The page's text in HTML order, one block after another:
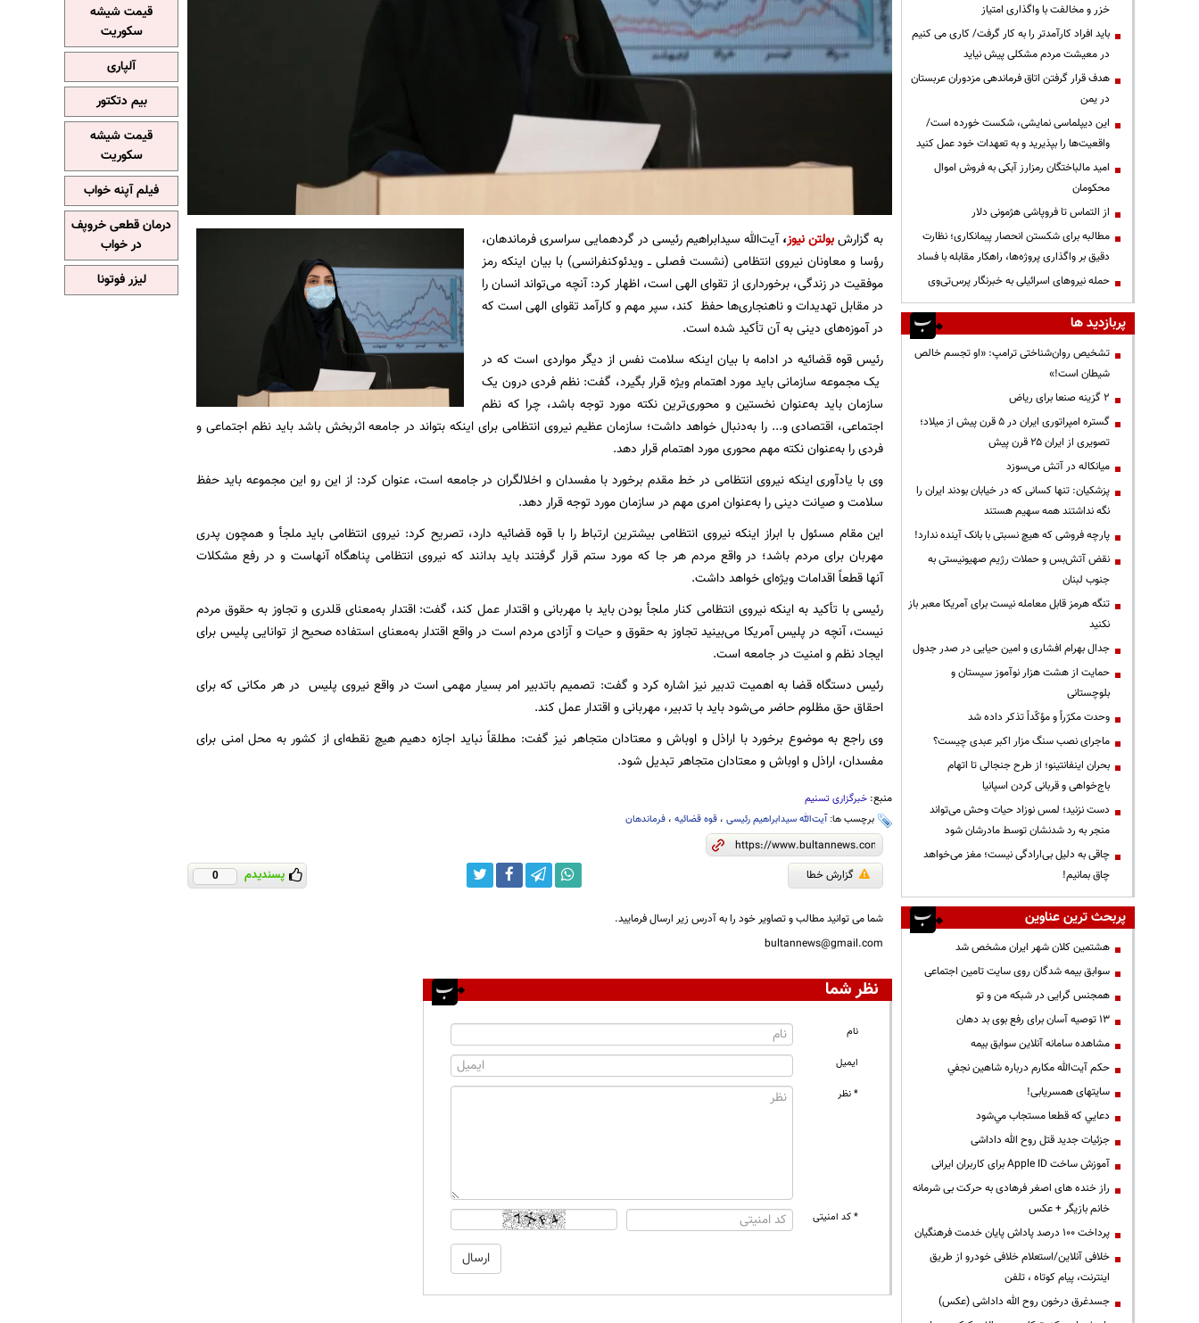
به گزارشبولتن نیوز،آیت‌الله سیدابراهیم رئیسی در گردهمایی سراسری فرماندهان،
رؤسا و معاونان نیروی انتظامی (نشست فصلی ــ ویدئوکنفرانسی) با بیان اینکه رمز
موفقیت در زندگی، برخورداری از تقوای الهی است، اظهار کرد: آنچه می‌تواند انسان را
در مقابل تهدیدات و ناهنجاری‌ها حفظ کند، سپر مهم و کارآمد تقوای الهی است که
در آموزه‌های دینی به آن تأکید شده است.
رئیس قوه قضائیه در ادامه با بیان اینکه سلامت نفس از دیگر مواردی است که در
یک مجموعه سازمانی باید مورد اهتمام ویژه قرار بگیرد، گفت: نظم فردی درون یک
سازمان باید به‌عنوان نخستین و محوری‌ترین نکته مورد توجه باشد، چرا که نظم
اجتماعی، اقتصادی و... را به‌دنبال خواهد داشت؛ سازمان عظیم نیروی انتظامی برای اینکه بتواند در جامعه اثربخش باشد باید نظم اجتماعی و
فردی را به‌عنوان نکته مهم محوری مورد اهتمام قرار دهد.
وی با یادآوری اینکه نیروی انتظامی در خط مقدم برخورد با مفسدان و اخلالگران در جامعه است، عنوان کرد: از این رو این مجموعه باید حفظ
سلامت و صیانت دینی را به‌عنوان امری مهم در سازمان مورد توجه قرار دهد.
این مقام مسئول با ابراز اینکه نیروی انتظامی بیشترین ارتباط را با قوه قضائیه دارد، تصریح کرد: نیروی انتظامی باید ملجأ و همچون پدری
مهربان برای مردم باشد؛ در واقع مردم هر جا که مورد ستم قرار گرفتند باید بدانند که نیروی انتظامی پناهگاه آنهاست و در رفع مشکلات
آنها قطعاً اقدامات ویژه‌ای خواهد داشت.
رئیسی با تأکید به اینکه نیروی انتظامی کنار ملجأ بودن باید با مهربانی و اقتدار عمل کند، گفت: اقتدار به‌معنای قلدری و تجاوز به حقوق مردم
نیست، آنچه در پلیس آمریکا می‌بینید تجاوز به حقوق و حیات و آزادی مردم است در واقع اقتدار به‌معنای استفاده صحیح از توانایی پلیس برای
ایجاد نظم و امنیت در جامعه است.
رئیس دستگاه قضا به اهمیت تدبیر نیز اشاره کرد و گفت: تصمیم باتدبیر امر بسیار مهمی است در واقع نیروی پلیس در هر مکانی که برای
احقاق حق مظلوم حاضر می‌شود باید با تدبیر، مهربانی و اقتدار عمل کند.
وی راجع به موضوع برخورد با اراذل و اوباش و معتادان متجاهر نیز گفت: مطلقاً نباید اجازه دهیم هیچ نقطه‌ای از کشور به محل امنی برای
مفسدان، اراذل و اوباش و معتادان متجاهر تبدیل شود.
منبع: خبرگزاری تسنیم
برچسب ها:آیت‌الله سیدابراهیم رئیسی، قوه قضائیه، فرماندهان
گزارش خطا پسندیدم 0
شما می توانید مطالب و تصاویر خود را به آدرس زیر ارسال فرمایید.
bultannews@gmail.com
نظر شما
نام
ایمیل
* نظر
* کد امنیتی
خزر و مخالفت با واگذاری امتیاز
باید افراد کارآمدتر را به کار گرفت/ کاری می کنیم
در معیشت مردم مشکلی پیش نیاید
هدف قرار گرفتن اتاق‌ فرماندهی مزدوران عربستان
در یمن
این دیپلماسی نمایشی، شکست خورده است/
واقعیت‌ها را بپذیرید و به تعهدات خود عمل کنید
امید مالباختگان رمزارز آبکی به فروش اموال
محکومان
از التماس تا فروپاشی هژمونی دلار
مطالبه برای شکستن انحصار پیمانکاری؛ نظارت
دقیق بر واگذاری پروژه‌ها، راهکار مقابله با فساد
حمله نیروهای اسرائیلی به خبرنگار پرس‌تی‌وی
پربازدید ها
تشخیص روان‌شناختی ترامپ: «او تجسم خالص
شیطان است!»
۲ گزینه صنعا برای ریاض
گستره امپراتوری ایران در ۵ قرن پیش از میلاد؛
تصویری از ایران ۲۵ قرن پیش
میانکاله در آتش می‌سوزد
پزشکیان: تنها کسانی که در خیابان بودند ایران را
نگه نداشتند همه سهیم هستند
پارچه فروشی که هیچ نسبتی با بانک آینده ندارد!
نقض آتش‌بس و حملات رژیم صهیونیستی به
جنوب لبنان
تنگه هرمز قابل معامله نیست برای آمریکا معبر باز
نکنید
جدال بهرام افشاری و امین حیایی در صدر جدول
حمایت از هشت هزار نوآموز سیستان و
بلوچستانی
وحدت مکرّراً و مؤکّداً تذکر داده شد
ماجرای نصب سنگ مزار اکبر عبدی چیست؟
بحران اینفانتینو؛ از طرح جنجالی تا اتهام
باج‌خواهی و قربانی کردن اسپانیا
دست نزنید؛ لمس نوزاد حیات وحش می‌تواند
منجر به رد شدنشان توسط مادرشان شود
چاقی به دلیل بی‌ارادگی نیست؛ مغز می‌خواهد
چاق بمانیم!
پربحث ترین عناوین
هشتمین کلان شهر ایران مشخص شد
سوابق بیمه شدگان روی سایت تامین اجتماعی
همجنس گرایی در شبکه من و تو
13 توصیه آسان برای رفع بوی بد دهان
مشاهده سامانه آنلاين سوابق بیمه
حكم آيت‌الله مكارم درباره شاهين نجفي
سایتهای همسریابی!
دعايي كه قطعا مستجاب مي‌شود
جزئیات جدید قتل روح الله داداشی
آموزش ساخت Apple ID برای کاربران ایرانی
راز خنده های اصغر فرهادی به حرکت بی شرمانه
خانم بازیگر + عکس
پرداخت ۱۰۰ درصد پاداش پایان خدمت فرهنگیان
خلافی آنلاین/استعلام خلافی خودرو از طریق
اینترنت، پیام کوتاه ، تلفن
جسدغرق درخون روح الله داداشی (عکس)
قیمت شیشه
سکوریت
آلپاری
بیم دتکتور
قیمت شیشه
سکوریت
فیلم آپنه خواب
درمان قطعی خروپف
در خواب
لیزر فوتونا